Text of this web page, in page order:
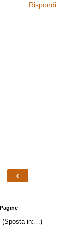
Rispondi
‹
Pagine